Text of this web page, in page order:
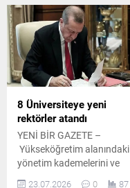
8 Üniversiteye yeni
rektörler atandı
YENİ BİR GAZETE –
Yükseköğretim alanındaki
yönetim kademelerini ve
23.07.2026 0 87